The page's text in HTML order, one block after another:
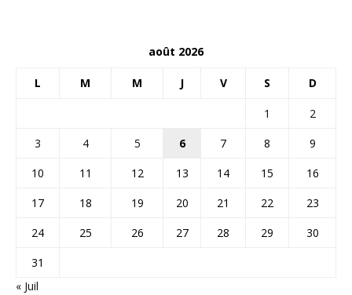
août 2026
L M M J V S D
1
2
3
4 5 6 7 8
9
10
11 12 13 14 15
16
17
18 19 20 21 22
23
24
25 26 27 28 29
30
31
« Juil